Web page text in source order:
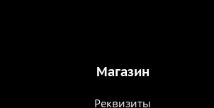
Магазин
Реквизиты